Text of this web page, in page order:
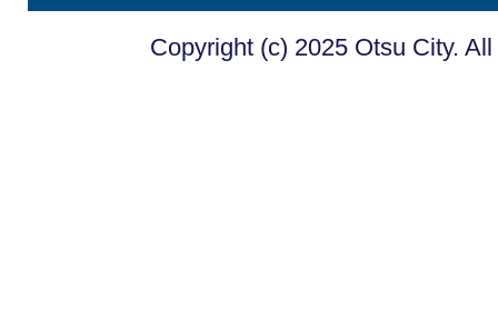
Copyright (c) 2025 Otsu City.